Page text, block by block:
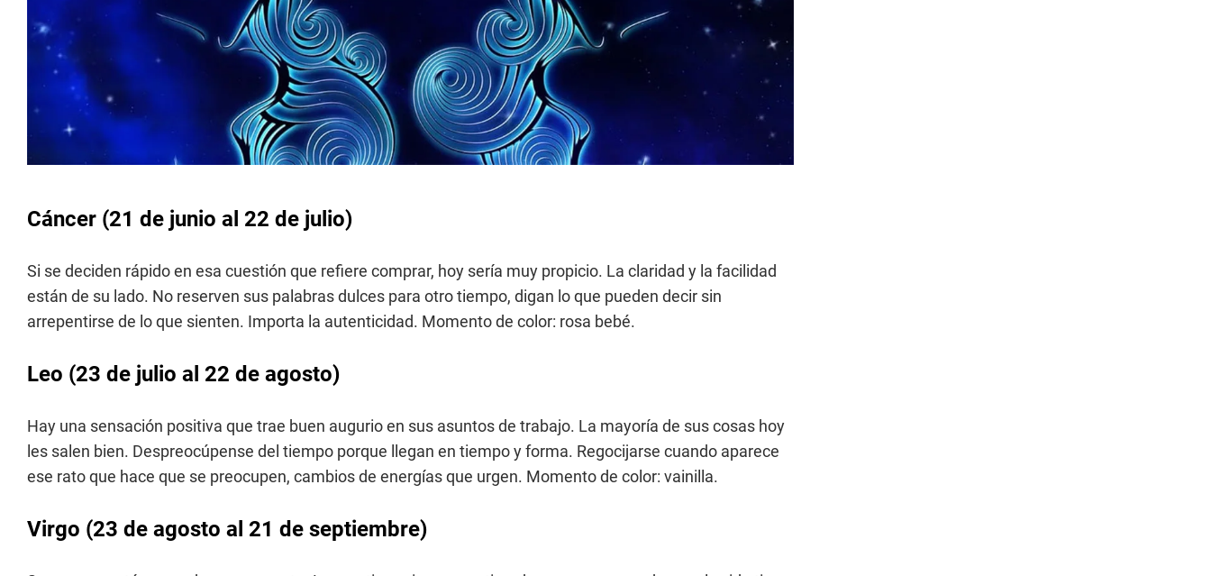
Cáncer (21 de junio al 22 de julio)
Si se deciden rápido en esa cuestión que refiere comprar, hoy sería muy propicio. La claridad y la facilidad
están de su lado. No reserven sus palabras dulces para otro tiempo, digan lo que pueden decir sin
arrepentirse de lo que sienten. Importa la autenticidad. Momento de color: rosa bebé.
Leo (23 de julio al 22 de agosto)
Hay una sensación positiva que trae buen augurio en sus asuntos de trabajo. La mayoría de sus cosas hoy
les salen bien. Despreocúpense del tiempo porque llegan en tiempo y forma. Regocijarse cuando aparece
ese rato que hace que se preocupen, cambios de energías que urgen. Momento de color: vainilla.
Virgo (23 de agosto al 21 de septiembre)